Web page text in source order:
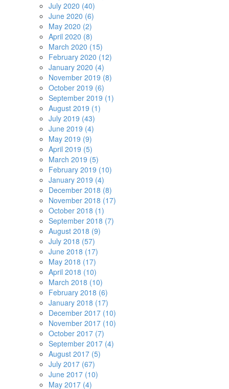
July 2020 (40)
June 2020 (6)
May 2020 (2)
April 2020 (8)
March 2020 (15)
February 2020 (12)
January 2020 (4)
November 2019 (8)
October 2019 (6)
September 2019 (1)
August 2019 (1)
July 2019 (43)
June 2019 (4)
May 2019 (9)
April 2019 (5)
March 2019 (5)
February 2019 (10)
January 2019 (4)
December 2018 (8)
November 2018 (17)
October 2018 (1)
September 2018 (7)
August 2018 (9)
July 2018 (57)
June 2018 (17)
May 2018 (17)
April 2018 (10)
March 2018 (10)
February 2018 (6)
January 2018 (17)
December 2017 (10)
November 2017 (10)
October 2017 (7)
September 2017 (4)
August 2017 (5)
July 2017 (67)
June 2017 (10)
May 2017 (4)